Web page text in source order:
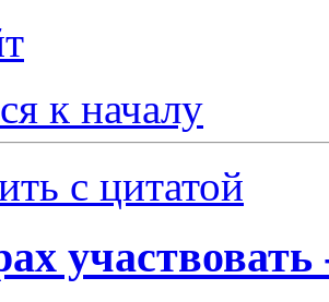
к началу
с цитатой
участвовать